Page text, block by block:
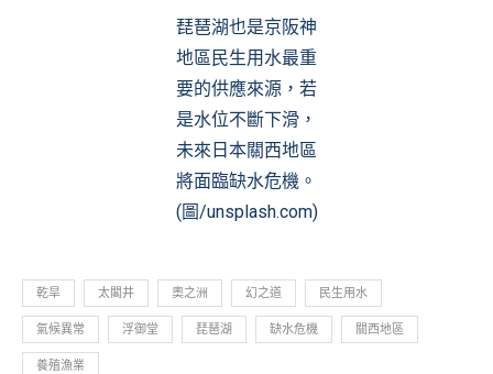
琵琶湖也是京阪神
地區民生用水最重
要的供應來源，若
是水位不斷下滑，
未來日本關西地區
將面臨缺水危機。
(圖/unsplash.com)
乾旱 太閣井 奧之洲 幻之道 民生用水
氣候異常 浮御堂 琵琶湖 缺水危機 關西地區
養殖漁業